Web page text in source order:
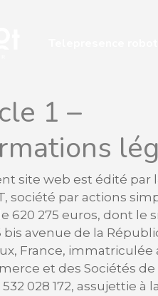
1 –
site web est édité par
société par actions
620 275 euros, dont le
bis avenue de la
France, immatriculée
et des Sociétés de
028 172, assujettie à